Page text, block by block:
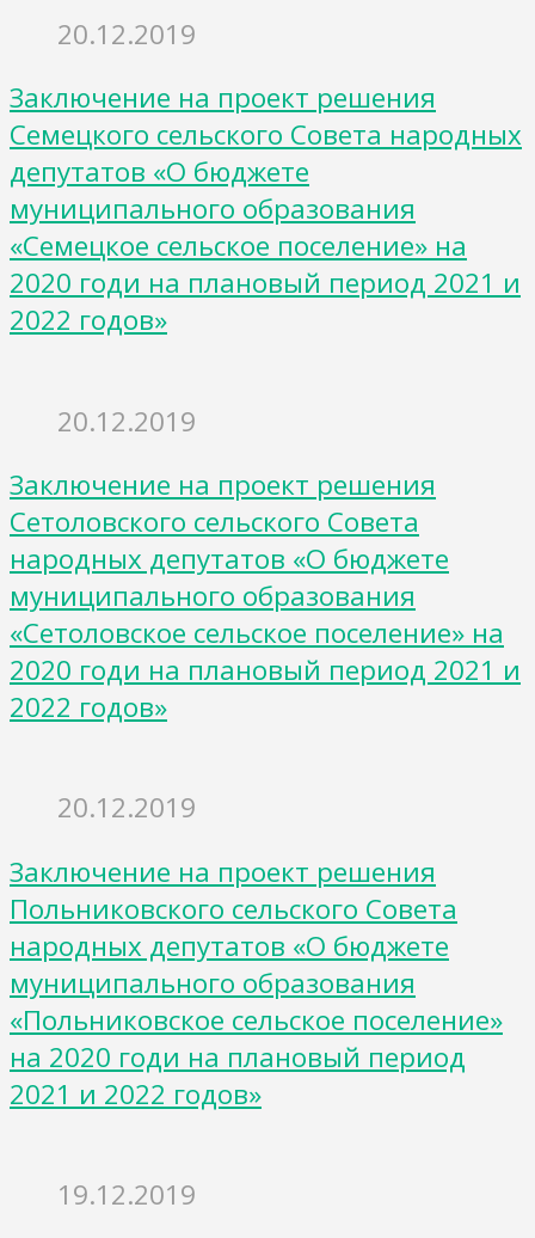
20.12.2019
Заключение на проект решения
Семецкого сельского Совета народных
депутатов «О бюджете
муниципального образования
«Семецкое сельское поселение» на
2020 годи на плановый период 2021 и
2022 годов»
20.12.2019
Заключение на проект решения
Сетоловского сельского Совета
народных депутатов «О бюджете
муниципального образования
«Сетоловское сельское поселение» на
2020 годи на плановый период 2021 и
2022 годов»
20.12.2019
Заключение на проект решения
Польниковского сельского Совета
народных депутатов «О бюджете
муниципального образования
«Польниковское сельское поселение»
на 2020 годи на плановый период
2021 и 2022 годов»
19.12.2019